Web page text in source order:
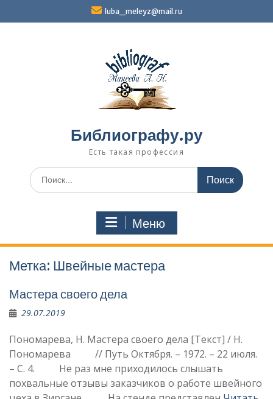
luba_meleyz@mail.ru
Библиографу.ру
Есть такая профессия
Поиск
по:
Меню
Метка: Швейные мастера
Мастера своего дела
29.07.2019
Пономарева, Н. Мастера своего дела [Текст] / Н.
Пономарева // Путь Октября. – 1972. – 22 июля.
– С. 4. Не раз мне приходилось слышать
похвальные отзывы заказчиков о работе швейного